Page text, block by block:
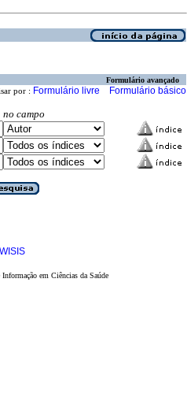
Formulário avançado
por : Formulário livre Formulário básico
no campo
em Ciências da Saúde